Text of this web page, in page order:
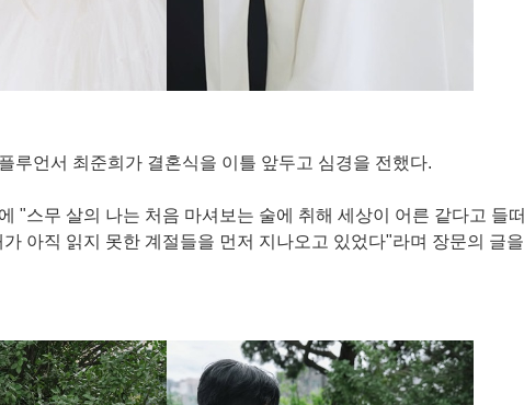
루언서 최준희가 결혼식을 이틀 앞두고 심경을 전했다.
"스무 살의 나는 처음 마셔보는 술에 취해 세상이 어른 같다고 들떠
아직 읽지 못한 계절들을 먼저 지나오고 있었다"라며 장문의 글을